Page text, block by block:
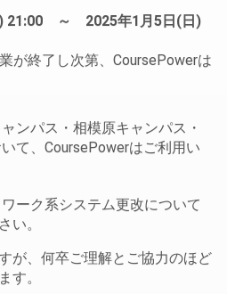
) 21:00 ～ 2025年1月5日(日)
終了し次第、CoursePowerは
パス・相模原キャンパス・
て、CoursePowerはご利用い
ーク系システム更改について
い。
が、何卒ご理解とご協力のほど
す。